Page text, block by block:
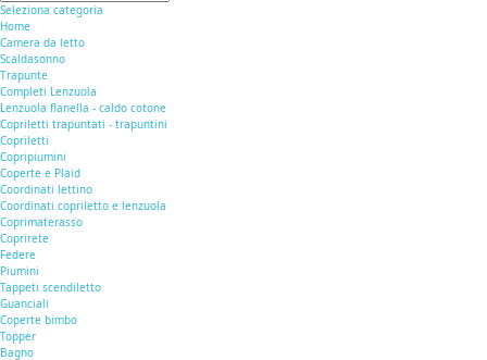
Seleziona categoria
Home
Camera da letto
Scaldasonno
Trapunte
Completi Lenzuola
Lenzuola flanella - caldo cotone
Copriletti trapuntati - trapuntini
Copriletti
Copripiumini
Coperte e Plaid
Coordinati lettino
Coordinati copriletto e lenzuola
Coprimaterasso
Coprirete
Federe
Piumini
Tappeti scendiletto
Guanciali
Coperte bimbo
Topper
Bagno